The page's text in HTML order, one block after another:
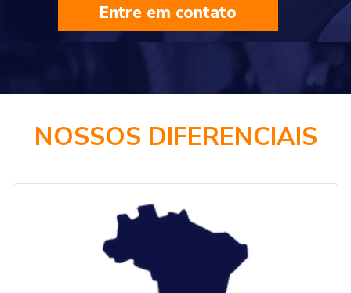
Entre em contato
NOSSOS DIFERENCIAIS